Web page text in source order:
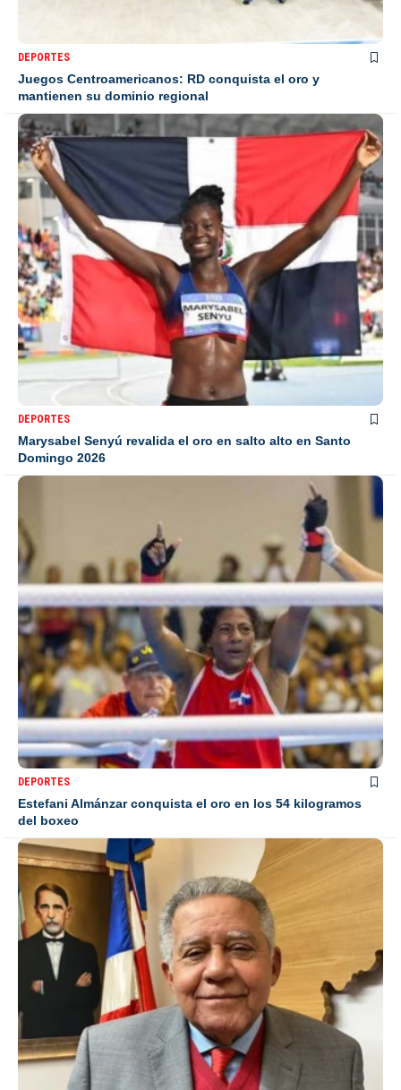
DEPORTES
Juegos Centroamericanos: RD conquista el oro y
mantienen su dominio regional
DEPORTES
Marysabel Senyú revalida el oro en salto alto en Santo
Domingo 2026
DEPORTES
Estefani Almánzar conquista el oro en los 54 kilogramos
del boxeo